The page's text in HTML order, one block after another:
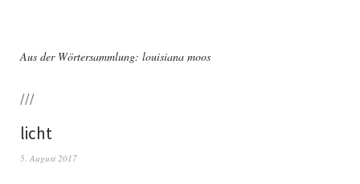
Aus der Wörtersammlung: louisiana moos
///
licht
5. August 2017